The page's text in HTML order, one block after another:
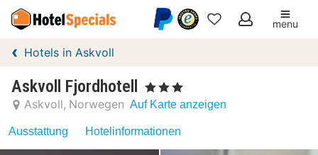
Meine
menu
Hotels in Askvoll
Askvoll Fjordhotell , 3 Sterne
Askvoll Norwegen Auf Karte anzeigen
Ausstattung Hotelinformationen